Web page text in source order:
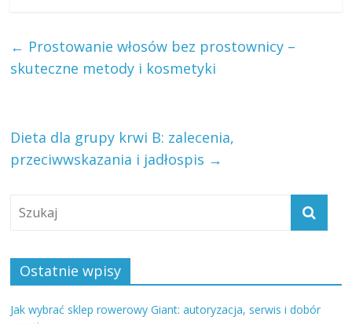
← Prostowanie włosów bez prostownicy –
skuteczne metody i kosmetyki
Dieta dla grupy krwi B: zalecenia,
przeciwwskazania i jadłospis →
Ostatnie wpisy
Jak wybrać sklep rowerowy Giant: autoryzacja, serwis i dobór